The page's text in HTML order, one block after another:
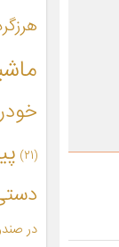
(21)
در